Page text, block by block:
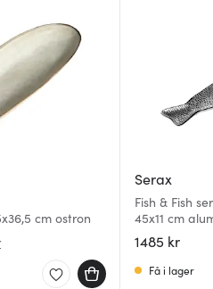
cm ostron
Serax
Fish & Fish
45x11 cm
1485 kr
Få i lager